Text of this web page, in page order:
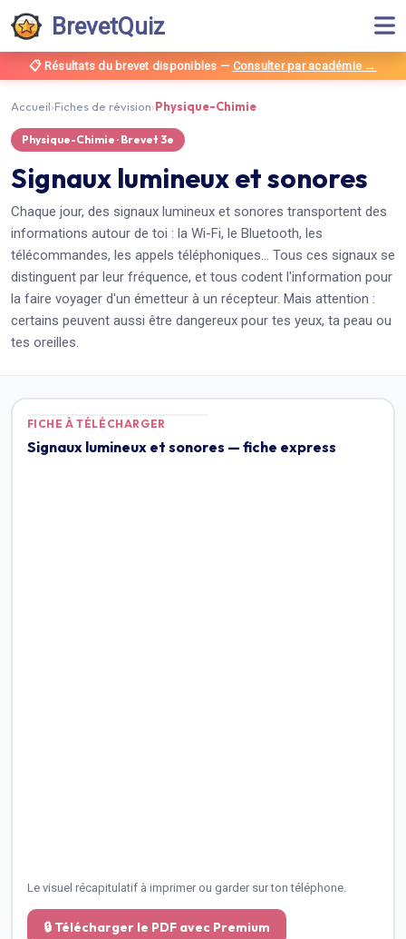
BrevetQuiz
📋 Résultats du brevet disponibles — Consulter par académie →
Accueil›Fiches de révision›Physique-Chimie
Physique-Chimie · Brevet 3e
Signaux lumineux et sonores
Chaque jour, des signaux lumineux et sonores transportent des
informations autour de toi : la Wi-Fi, le Bluetooth, les
télécommandes, les appels téléphoniques… Tous ces signaux se
distinguent par leur fréquence, et tous codent l'information pour
la faire voyager d'un émetteur à un récepteur. Mais attention :
certains peuvent aussi être dangereux pour tes yeux, ta peau ou
tes oreilles.
FICHE À TÉLÉCHARGER
Signaux lumineux et sonores — fiche express
Le visuel récapitulatif à imprimer ou garder sur ton téléphone.
🔒 Télécharger le PDF avec Premium